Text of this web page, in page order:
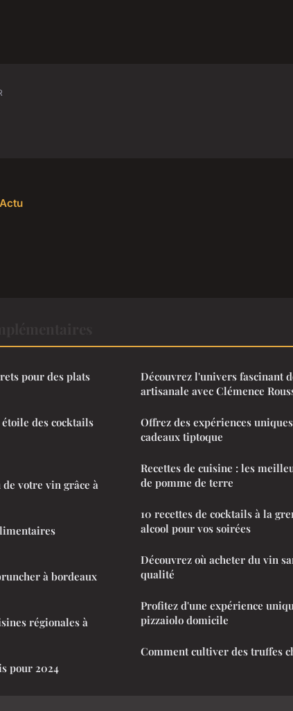
pour des plats
des cocktails
votre vin grâce à
à bordeaux
régionales à
pour 2024
Découvrez l'univers fascinant
artisanale avec Clémence
Offrez des expériences
cadeaux tiptoque
Recettes de cuisine : les
de pomme de terre
10 recettes de cocktails à la
alcool pour vos soirées
Découvrez où acheter du vin
qualité
Profitez d'une expérience
pizzaiolo domicile
Comment cultiver des truffes